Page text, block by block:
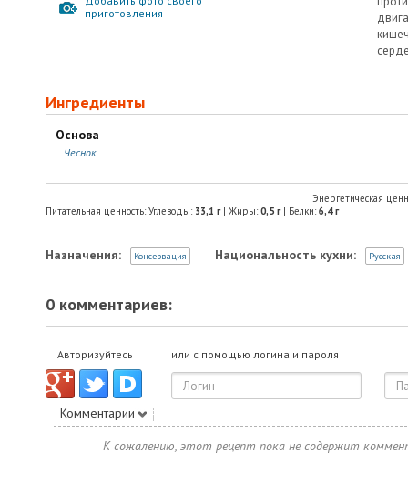
приготовления
Ингредиенты
Основа
Чеснок
Энергетическая
Питательная ценность: Углеводы: 33,1 г| Жиры: 0,5 г| Белки: 6,4г
Назначения: Консервация Национальность кухни: Русская
0 комментариев:
Авторизуйтесь или с помощью логина и пароля
Комментарии
К сожалению, этот рецепт пока не содержит